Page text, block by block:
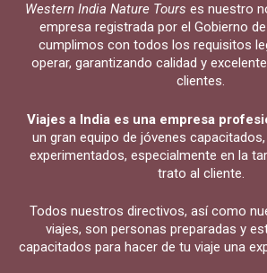
Western India Nature Tours es nuestro
empresa registrada por el Gobierno
cumplimos con todos los requisitos
operar, garantizando calidad y
clientes.
Viajes a India es una empresa
un gran equipo de jóvenes
experimentados, especialmente en la
trato al cliente.
Todos nuestros directivos, así como
viajes, son personas preparadas y
capacitados para hacer de tu viaje una